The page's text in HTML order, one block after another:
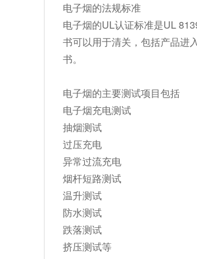
电子烟的法规标准
电子烟的UL认证标准是UL
书可以用于清关，包括产品进
书。
电子烟的主要测试项目包括
电子烟充电测试
抽烟测试
过压充电
异常过流充电
烟杆短路测试
温升测试
防水测试
跌落测试
挤压测试等